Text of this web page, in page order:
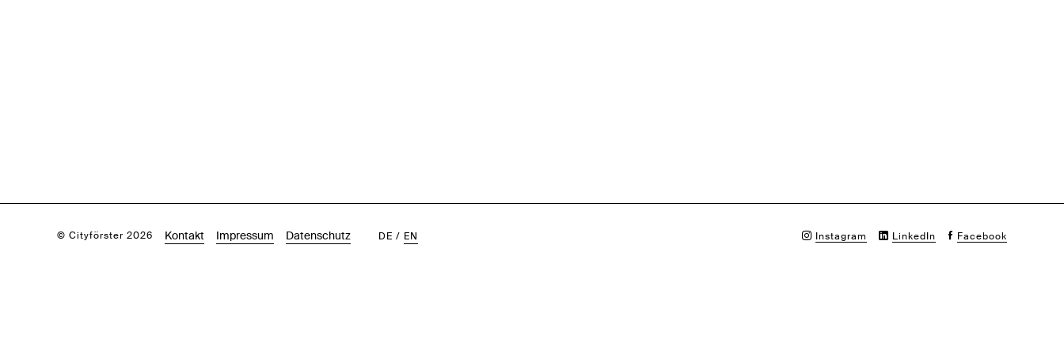
© Cityförster 2026 Kontakt Impressum Datenschutz DE / EN Instagram LinkedIn Facebook